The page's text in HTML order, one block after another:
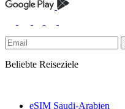
Beliebte Reiseziele
eSIM Saudi-Arabien